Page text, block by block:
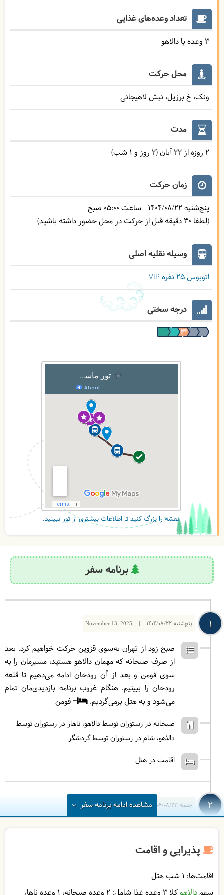
تعداد وعده‌های غذایی
3 وعده با دالاهو
محل حرکت
ونک، خ برزیل، نبش لاهیجانی
مدت
2 روزه از 22 آبان (2 روز و 1 شب)
زمان حرکت
پنج‌شنبه1404/08/22 - ساعت 05:00 صبح
(لطفا 30 دقیقه قبل از حرکت در محل حضور داشته باشید)
وسیله نقلیه اصلی
اتوبوس ۲۵ نفره VIP
درجه سختی
نقشه را بزرگ کنید تا اطلاعات بیشتری از تور ببینید.
برنامه سفر
1 پنج‌شنبه November 13, 2025 | 1404/08/22
صبح زود از تهران به‌سوی قزوین حرکت خواهیم کرد. بعد
از صرف صبحانه که مهمان دالاهو هستید، مسیرمان را به‌
سوی فومن و بعد از آن رودخان ادامه می‌دهیم تا قلعه
رودخان را ببینیم. هنگام غروب برنامه‌ بازدیدی‌مان تمام
می‌شود و به هتل برمی‌گردیم.
= فومن
صبحانه در رستوران توسط دالاهو ناهار در رستوران توسط
دالاهو شام در رستوران توسط گردشگر
اقامت در هتل
2 جمعه November 14, 2025 | 1404/08/23
به بازدید از روستا و آبشار ماسوله خواهیم رفت. سپس به
سمت فومن می‌رویم، جاذبه بعدی که خواهیم دید موزه
روستایی گیلان است. در نهایت به‌ سمت تهران باز
می‌گردیم.
مشاهدهادامهبرنامه سفر
پذیرایی و اقامت
اقامت‌ها: 1 شب هتل